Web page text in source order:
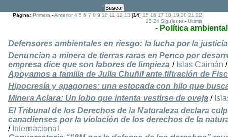
Página:Primera -Anterior 4 5 6 7 8 9 10 11 12 13 [14]15 16 17 18 19 20 21 22
23 24 Siguiente -Ultima
- Política ambiental
Defensores ambientales en riesgo: la lucha por la
Denuncian a minera de tierras raras en Penco por
empresa dice que son labores de limpieza / Islas Caimán
Apoyamos a familia de Julia Chuñil ante filtración de
Hipocresía y apagones: una estocada con hilo que
Minera Aclara: Un lobo que intenta vestirse de oveja /
El Tribunal de los Derechos de la Naturaleza declara
canadienses por la violación de los derechos de la
/ Internacional